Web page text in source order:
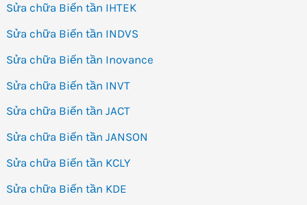
Sửa chữa Biến tần IHTEK
Sửa chữa Biến tần INDVS
Sửa chữa Biến tần Inovance
Sửa chữa Biến tần INVT
Sửa chữa Biến tần JACT
Sửa chữa Biến tần JANSON
Sửa chữa Biến tần KCLY
Sửa chữa Biến tần KDE